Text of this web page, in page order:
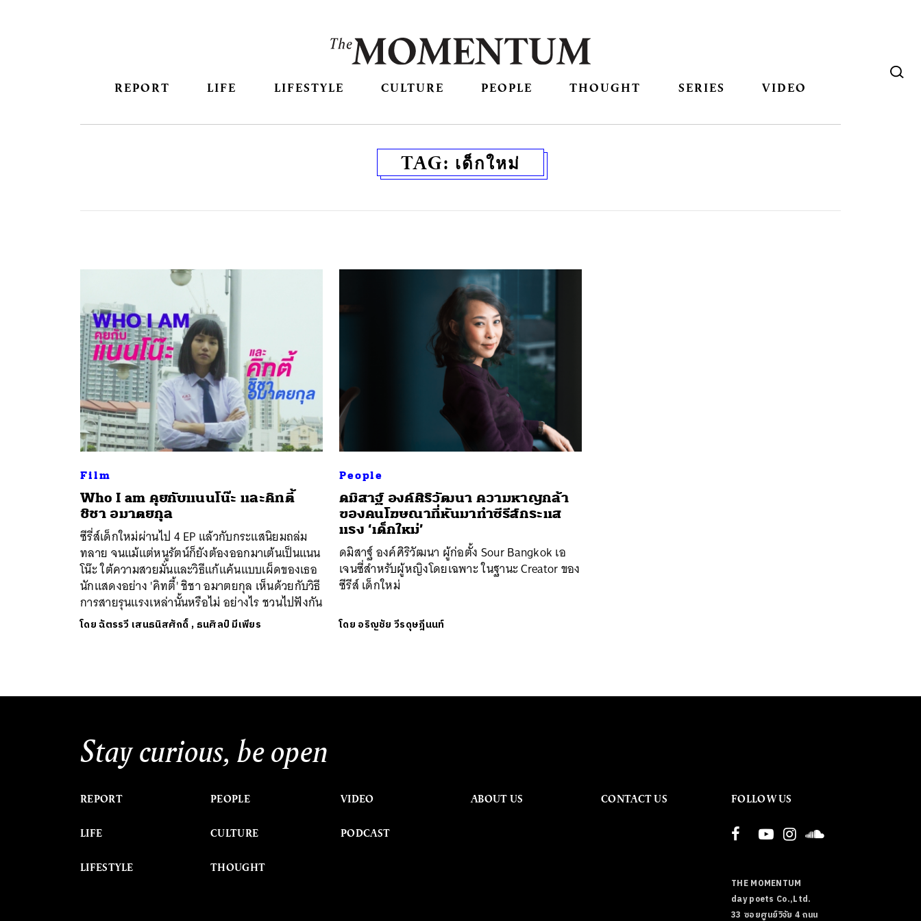
REPORT LIFE LIFESTYLE CULTURE PEOPLE THOUGHT SERIES VIDEO
TAG: เด็กใหม่
Film
Who I am คุยกับแนนโน๊ะ และคิทตี้
ชิชา อมาตยกุล
ซีรี่ส์เด็กใหม่ผ่านไป 4 EP แล้วกับกระแสนิยมถล่ม
ทลาย จนแม้แต่หนูรัตน์ก็ยังต้องออกมาเต้นเป็นแนน
โน๊ะ ใต้ความสวยมั่นและวิธีแก้แค้นแบบเผ็ดของเธอ
นักแสดงอย่าง 'คิทตี้' ชิชา อมาตยกุล เห็นด้วยกับวิธี
การสายรุนแรงเหล่านั้นหรือไม่ อย่างไร ชวนไปฟังกัน
โดยฉัตรรวี เสนธนิสศักดิ์, ธนศิลป์ มีเพียร
People
ดมิสาฐ์ องค์ศิริวัฒนา ความหาญกล้า
ของคนโฆษณาที่หันมาทำซีรีส์กระแส
แรง ‘เด็กใหม่’
ดมิสาฐ์ องค์ศิริวัฒนา ผู้ก่อตั้ง Sour Bangkok เอ
เจนซี่สำหรับผู้หญิงโดยเฉพาะ ในฐานะ Creator ของ
ซีรีส์ เด็กใหม่
โดย อริญชัย วีรดุษฎีนนท์
Stay curious, be open
REPORT
LIFE
LIFESTYLE
PEOPLE
CULTURE
THOUGHT
VIDEO
PODCAST
ABOUT US CONTACT US FOLLOW US
THE MOMENTUM
day poets Co.,Ltd.
33 ซอยศูนย์วิจัย 4 ถนน
SHARE